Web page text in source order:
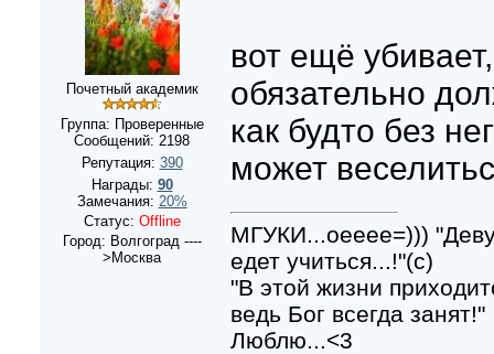
Почетный академик
Группа: Проверенные
Сообщений: 2198
Репутация: 390
Награды: 90
Замечания: 20%
Статус: Offline
Город: Волгоград ----
>Москва
вот ещё
обязательно
как будто без
может
МГУКИ...оееее=)))
едет учиться...!"(с)
"В этой жизни
ведь Бог всегда занят!"
Люблю...<3